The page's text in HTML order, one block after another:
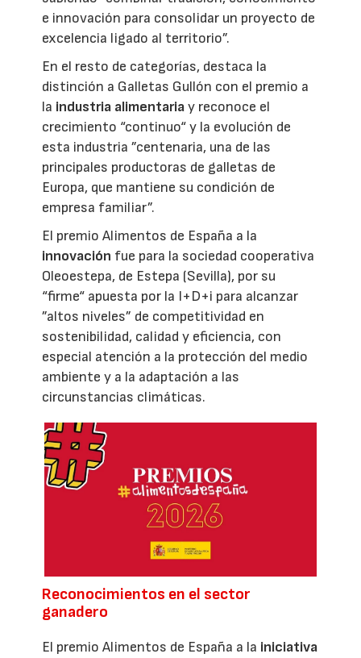
e innovación para consolidar un proyecto de
excelencia ligado al territorio”.
En el resto de categorías, destaca la
distinción a Galletas Gullón con el premio a
la industria alimentariay reconoce el
crecimiento “continuo“ y la evolución de
esta industria ”centenaria, una de las
principales productoras de galletas de
Europa, que mantiene su condición de
empresa familiar”.
El premio Alimentos de España a la
innovación fue para la sociedad cooperativa
Oleoestepa, de Estepa (Sevilla), por su
“firme“ apuesta por la I+D+i para alcanzar
”altos niveles” de competitividad en
sostenibilidad, calidad y eficiencia, con
especial atención a la protección del medio
ambiente y a la adaptación a las
circunstancias climáticas.
Reconocimientos en el sector
ganadero
El premio Alimentos de España a la iniciativa